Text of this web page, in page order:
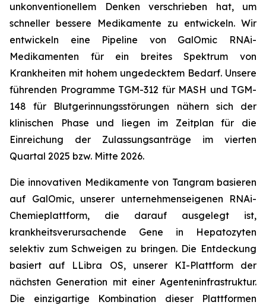
unkonventionellem Denken verschrieben hat, um
schneller bessere Medikamente zu entwickeln. Wir
entwickeln eine Pipeline von GalOmic RNAi-
Medikamenten für ein breites Spektrum von
Krankheiten mit hohem ungedecktem Bedarf. Unsere
führenden Programme TGM-312 für MASH und TGM-
148 für Blutgerinnungsstörungen nähern sich der
klinischen Phase und liegen im Zeitplan für die
Einreichung der Zulassungsanträge im vierten
Quartal 2025 bzw. Mitte 2026.
Die innovativen Medikamente von Tangram basieren
auf GalOmic, unserer unternehmenseigenen RNAi-
Chemieplattform, die darauf ausgelegt ist,
krankheitsverursachende Gene in Hepatozyten
selektiv zum Schweigen zu bringen. Die Entdeckung
basiert auf LLibra OS, unserer KI-Plattform der
nächsten Generation mit einer Agenteninfrastruktur.
Die einzigartige Kombination dieser Plattformen